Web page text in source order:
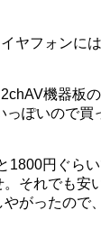
ヤフォンに
機器板
っぽいので買
1800円ぐら
それでも安
がったので